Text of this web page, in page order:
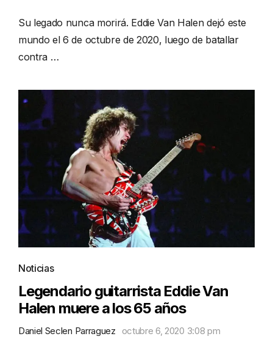
Su legado nunca morirá. Eddie Van Halen dejó este
mundo el 6 de octubre de 2020, luego de batallar
contra …
Noticias
Legendario guitarrista Eddie Van
Halen muere a los 65 años
Daniel Seclen Parraguez octubre 6, 2020 3:08 pm